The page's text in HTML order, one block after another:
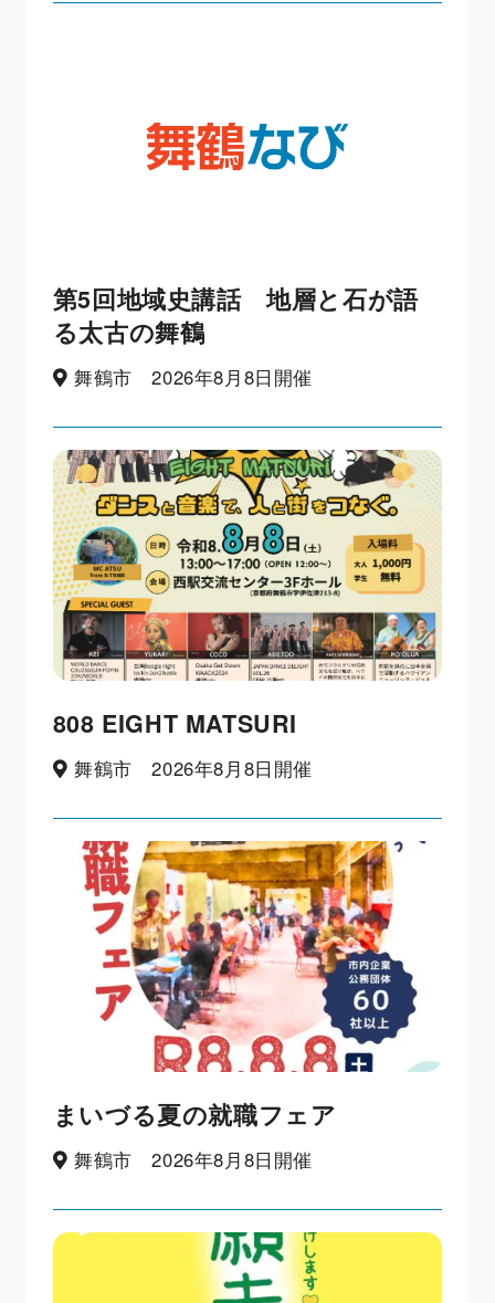
第5回地域史講話 地層と石が語
る太古の舞鶴
舞鶴市 2026年8月8日開催
808 EIGHT MATSURI
舞鶴市 2026年8月8日開催
まいづる夏の就職フェア
舞鶴市 2026年8月8日開催